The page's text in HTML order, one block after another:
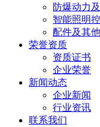
防爆动力
智能照明
配件及其他
荣誉资质
资质证书
企业荣誉
新闻动态
企业新闻
行业资讯
联系我们